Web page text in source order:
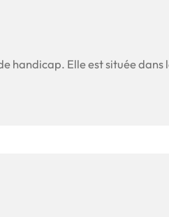
handicap. Elle est située dans